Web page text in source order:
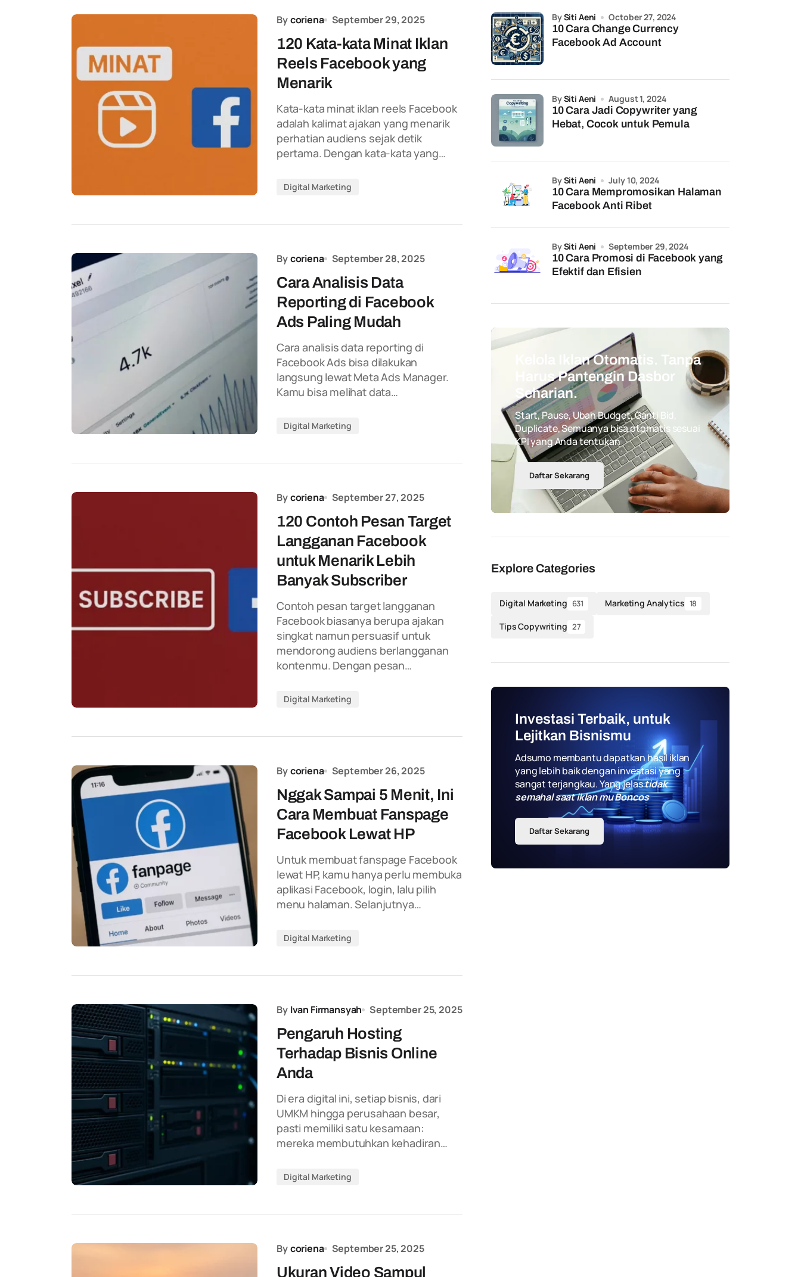
Bycoriena September 29, 2025
120 Kata-kata Minat Iklan
Reels Facebook yang
Menarik
Kata-kata minat iklan reels Facebook
adalah kalimat ajakan yang menarik
perhatian audiens sejak detik
pertama. Dengan kata-kata yang…
Digital Marketing
Bycoriena September 28, 2025
Cara Analisis Data
Reporting di Facebook
Ads Paling Mudah
Cara analisis data reporting di
Facebook Ads bisa dilakukan
langsung lewat Meta Ads Manager.
Kamu bisa melihat data…
Digital Marketing
Bycoriena September 27, 2025
120 Contoh Pesan Target
Langganan Facebook
untuk Menarik Lebih
Banyak Subscriber
Contoh pesan target langganan
Facebook biasanya berupa ajakan
singkat namun persuasif untuk
mendorong audiens berlangganan
kontenmu. Dengan pesan…
Digital Marketing
Bycoriena September 26, 2025
Nggak Sampai 5 Menit, Ini
Cara Membuat Fanspage
Facebook Lewat HP
Untuk membuat fanspage Facebook
lewat HP, kamu hanya perlu membuka
aplikasi Facebook, login, lalu pilih
menu halaman. Selanjutnya…
Digital Marketing
By Ivan Firmansyah September 25, 2025
Pengaruh Hosting
Terhadap Bisnis Online
Anda
Di era digital ini, setiap bisnis, dari
UMKM hingga perusahaan besar,
pasti memiliki satu kesamaan:
mereka membutuhkan kehadiran…
Digital Marketing
Bycoriena September 25, 2025
Ukuran Video Sampul
10 Cara Change Currency
Facebook Ad Account
bySiti Aeni October 27, 2024
10 Cara Jadi Copywriter yang
Hebat, Cocok untuk Pemula
bySiti Aeni August 1, 2024
10 Cara Mempromosikan Halaman
Facebook Anti Ribet
bySiti Aeni July 10, 2024
10 Cara Promosi di Facebook yang
Efektif dan Efisien
bySiti Aeni September 29, 2024
Kelola Iklan Otomatis. Tanpa
Harus Pantengin Dasbor
Seharian.
Start, Pause, Ubah Budget, Ganti Bid,
Duplicate, Semuanya bisa otomatis sesuai
KPI yang Anda tentukan
Daftar Sekarang
Explore Categories
Digital Marketing 631 Marketing Analytics 18
Tips Copywriting 27
Investasi Terbaik, untuk
Lejitkan Bisnismu
Adsumo membantu dapatkan hasil iklan
yang lebih baik dengan investasi yang
sangat terjangkau. Yang jelastidak
semahal saat iklan mu Boncos
Daftar Sekarang